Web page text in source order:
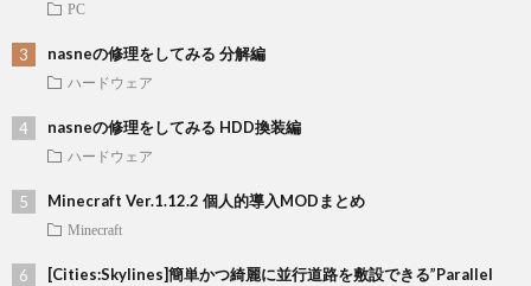
PC
nasneの修理をしてみる 分解編
ハードウェア
nasneの修理をしてみる HDD換装編
ハードウェア
Minecraft Ver.1.12.2 個人的導入MODまとめ
Minecraft
[Cities:Skylines]簡単かつ綺麗に並行道路を敷設できる”Parallel